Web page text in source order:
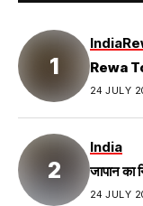
India
Rewa
24 JULY
India
जापान का
24 JULY